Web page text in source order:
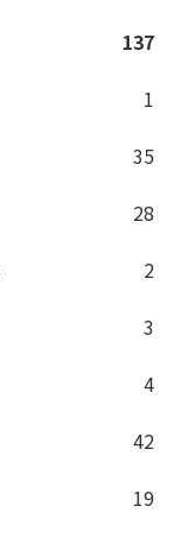
137
1
35
28
2
3
4
42
19